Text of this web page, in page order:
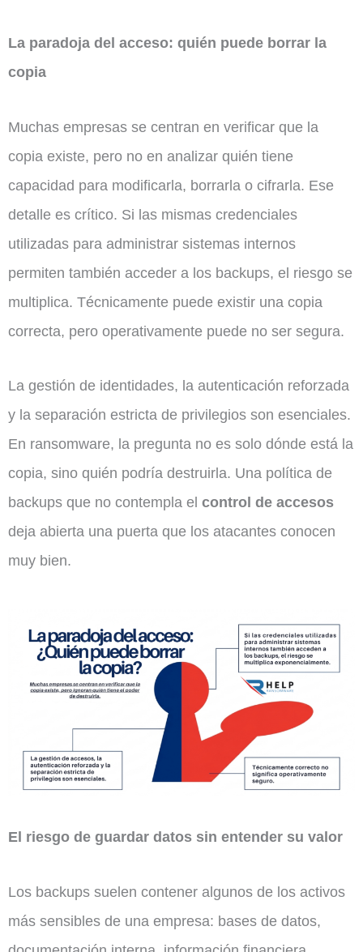
La paradoja del acceso: quién puede borrar la
copia
Muchas empresas se centran en verificar que la
copia existe, pero no en analizar quién tiene
capacidad para modificarla, borrarla o cifrarla. Ese
detalle es crítico. Si las mismas credenciales
utilizadas para administrar sistemas internos
permiten también acceder a los backups, el riesgo se
multiplica. Técnicamente puede existir una copia
correcta, pero operativamente puede no ser segura.
La gestión de identidades, la autenticación reforzada
y la separación estricta de privilegios son esenciales.
En ransomware, la pregunta no es solo dónde está la
copia, sino quién podría destruirla. Una política de
backups que no contempla el control de accesos
deja abierta una puerta que los atacantes conocen
muy bien.
El riesgo de guardar datos sin entender su valor
Los backups suelen contener algunos de los activos
más sensibles de una empresa: bases de datos,